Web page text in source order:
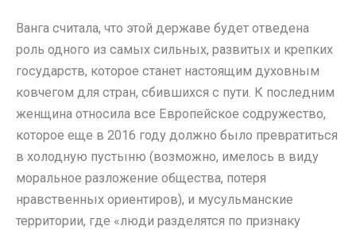
Ванга считала, что этой державе будет отведена
роль одного из самых сильных, развитых и крепких
государств, которое станет настоящим духовным
ковчегом для стран, сбившихся с пути. К последним
женщина относила все Европейское содружество,
которое еще в 2016 году должно было превратиться
в холодную пустыню (возможно, имелось в виду
моральное разложение общества, потеря
нравственных ориентиров), и мусульманские
территории, где «люди разделятся по признаку